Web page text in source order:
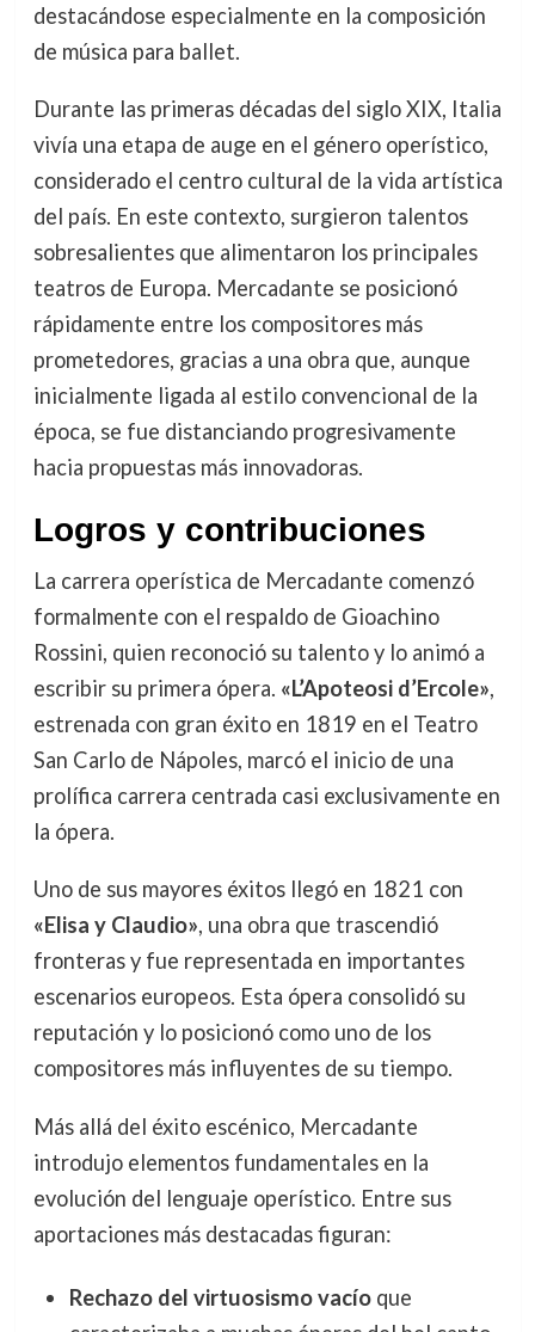
destacándose especialmente en la composición
de música para ballet.
Durante las primeras décadas del siglo XIX, Italia
vivía una etapa de auge en el género operístico,
considerado el centro cultural de la vida artística
del país. En este contexto, surgieron talentos
sobresalientes que alimentaron los principales
teatros de Europa. Mercadante se posicionó
rápidamente entre los compositores más
prometedores, gracias a una obra que, aunque
inicialmente ligada al estilo convencional de la
época, se fue distanciando progresivamente
hacia propuestas más innovadoras.
Logros y contribuciones
La carrera operística de Mercadante comenzó
formalmente con el respaldo de Gioachino
Rossini, quien reconoció su talento y lo animó a
escribir su primera ópera. «L’Apoteosi d’Ercole»,
estrenada con gran éxito en 1819 en el Teatro
San Carlo de Nápoles, marcó el inicio de una
prolífica carrera centrada casi exclusivamente en
la ópera.
Uno de sus mayores éxitos llegó en 1821 con
«Elisa y Claudio», una obra que trascendió
fronteras y fue representada en importantes
escenarios europeos. Esta ópera consolidó su
reputación y lo posicionó como uno de los
compositores más influyentes de su tiempo.
Más allá del éxito escénico, Mercadante
introdujo elementos fundamentales en la
evolución del lenguaje operístico. Entre sus
aportaciones más destacadas figuran:
Rechazo del virtuosismo vacíoque